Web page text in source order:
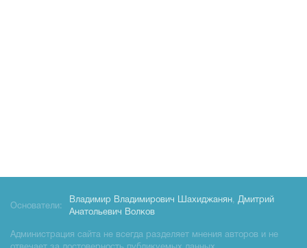
Основатели:
Владимир Владимирович Шахиджанян, Дмитрий
Анатольевич Волков
Администрация сайта не всегда разделяет мнения авторов и не